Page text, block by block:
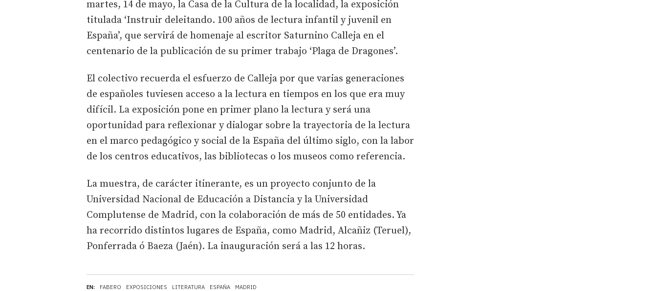
EN: FABERO EXPOSICIONES LITERATURA ESPAÑA MADRID
martes, 14 de mayo, la Casa de la Cultura de la localidad, la exposición
titulada ‘Instruir deleitando. 100 años de lectura infantil y juvenil en
España’, que servirá de homenaje al escritor Saturnino Calleja en el
centenario de la publicación de su primer trabajo ‘Plaga de Dragones’.
El colectivo recuerda el esfuerzo de Calleja por que varias generaciones
de españoles tuviesen acceso a la lectura en tiempos en los que era muy
difícil. La exposición pone en primer plano la lectura y será una
oportunidad para reflexionar y dialogar sobre la trayectoria de la lectura
en el marco pedagógico y social de la España del último siglo, con la labor
de los centros educativos, las bibliotecas o los museos como referencia.
La muestra, de carácter itinerante, es un proyecto conjunto de la
Universidad Nacional de Educación a Distancia y la Universidad
Complutense de Madrid, con la colaboración de más de 50 entidades. Ya
ha recorrido distintos lugares de España, como Madrid, Alcañiz (Teruel),
Ponferrada ó Baeza (Jaén). La inauguración será a las 12 horas.